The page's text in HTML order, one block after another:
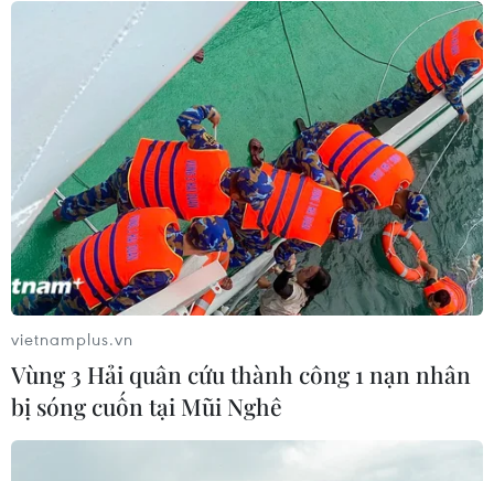
Việt Nam được lựa chọn và cử đi làm nhiệm vụ gìn giữ
hòa bình Liên hợp quốc.
Huyền thoại đội quân tóc dài: Tự hào
vietnamplus.vn
Vùng 3 Hải quân cứu thành công 1 nạn nhân
bị sóng cuốn tại Mũi Nghê